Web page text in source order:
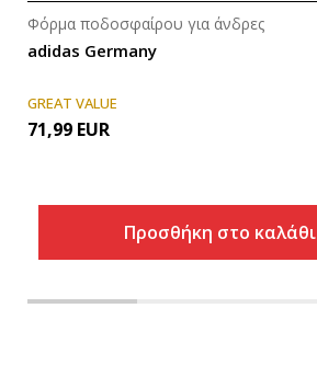
adidas Germany
Φόρμα ποδοσφαίρου για άνδρες
GREAT VALUE
71,99 EUR
Προσθήκη στο καλάθι